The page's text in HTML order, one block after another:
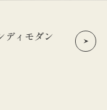
ィモダン